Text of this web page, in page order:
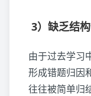
3）缺乏结
由于过去学习
形成错题归因
往往被简单归